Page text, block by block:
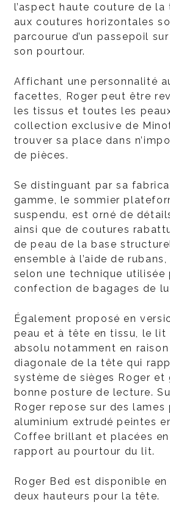
l’aspect haute couture de
aux coutures horizontales
parcourue d’un passepoil
son pourtour.
Affichant une personnalité
facettes, Roger peut être
les tissus et toutes les
collection exclusive de
trouver sa place dans
de pièces.
Se distinguant par sa
gamme, le sommier
suspendu, est orné de
ainsi que de coutures
de peau de la base
ensemble à l’aide de
selon une technique utilisée
confection de bagages de
Également proposé en
peau et à tête en tissu, le
absolu notamment en raison
diagonale de la tête qui
système de sièges Roger et
bonne posture de lecture.
Roger repose sur des lames
aluminium extrudé peintes
Coffee brillant et placées
rapport au pourtour du lit.
Roger Bed est disponible
deux hauteurs pour la tête.